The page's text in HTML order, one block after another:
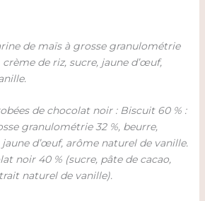
de maïs à grosse granulométrie
crème de riz, sucre, jaune d’œuf,
de chocolat noir : Biscuit 60 % :
granulométrie 32 %, beurre,
d’œuf, arôme naturel de vanille.
noir 40 % (sucre, pâte de cacao,
naturel de vanille).